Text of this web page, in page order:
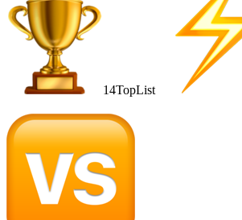
14TopList